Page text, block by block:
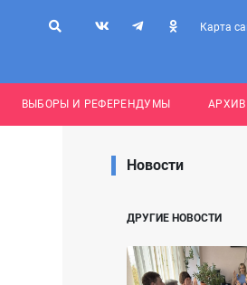
Карта
ВЫБОРЫ И РЕФЕРЕНДУМЫ
Новости
ДРУГИЕ НОВОСТИ